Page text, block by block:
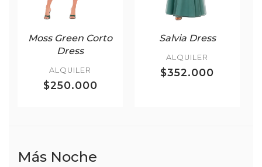
Moss Green Corto
Dress
ALQUILER
$250.000
Salvia Dress
ALQUILER
$352.000
Más Noche